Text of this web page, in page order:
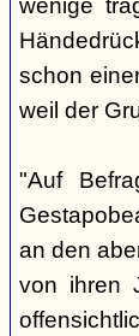
wenige
schon
weil der
"Auf
an den
von ihren